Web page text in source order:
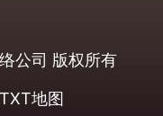
公司 版权所有
TXT地图